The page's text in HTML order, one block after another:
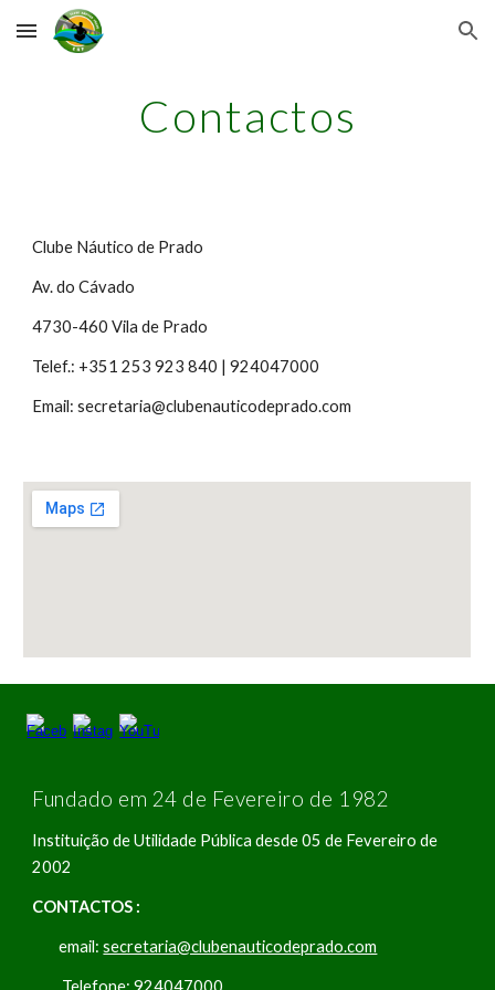
Skip to main content Skip to navigation
Contactos
Clube Náutico de Prado
Av. do Cávado
4730-460 Vila de Prado
Telef.: +351 253 923 840 | 924047000
Email: secretaria@clubenauticodeprado.com
Fundado em 24 de Fevereiro de 1982
Instituição de Utilidade Pública desde 05 de Fevereiro de
2002
CONTACTOS :
email:secretaria@clubenauticodeprado.com
Telefone: 924047000